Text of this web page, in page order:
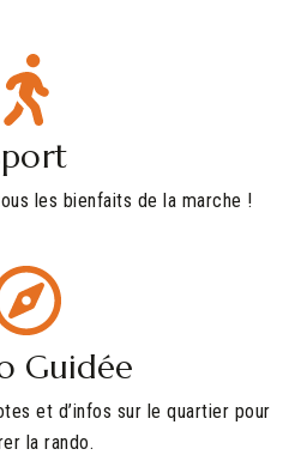
les bienfaits de la marche !
Guidée
et d’infos sur le quartier pour
la rando.